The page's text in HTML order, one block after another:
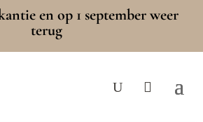
en op 1 september weer
terug